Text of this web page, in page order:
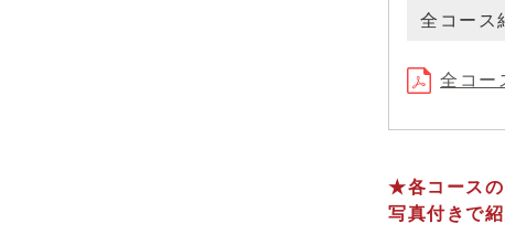
全コース
全コー
★各コースの
写真付きで